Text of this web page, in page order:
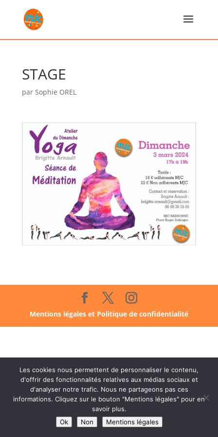
STAGE
par Sophie OREL
Mentions légales et Politique de confidentialité
Les cookies nous permettent de personnaliser le contenu,
d'offrir des fonctionnalités relatives aux médias sociaux et
d'analyser notre trafic. Nous ne partageons pas ces
informations. Cliquez sur le bouton "Mentions légales" pour en
savoir plus.
Ok
Non Mentions légales